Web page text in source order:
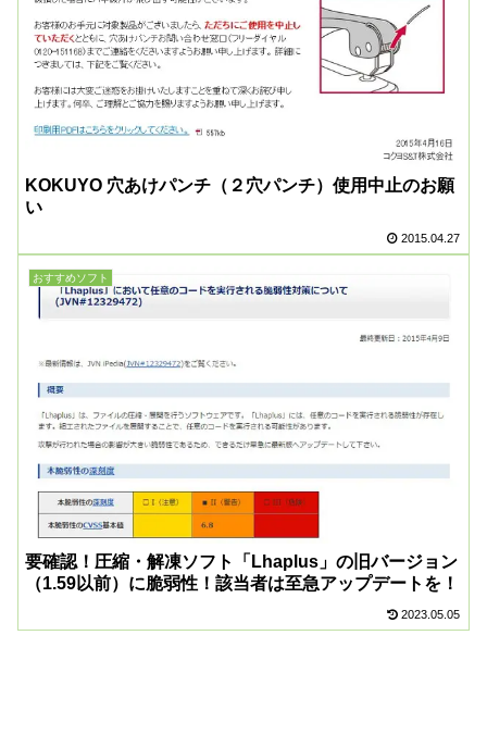
KOKUYO 穴あけパンチ（２穴パンチ）使用中止のお願
い
2015.04.27
おすすめソフト
要確認！圧縮・解凍ソフト「Lhaplus」の旧バージョン
（1.59以前）に脆弱性！該当者は至急アップデートを！
2023.05.05